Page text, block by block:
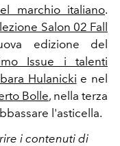
marchio italiano.
Salon 02 Fall
edizione del
Issue i talenti
Hulanicki e nel
Bolle, nella terza
l'asticella.
i contenuti di